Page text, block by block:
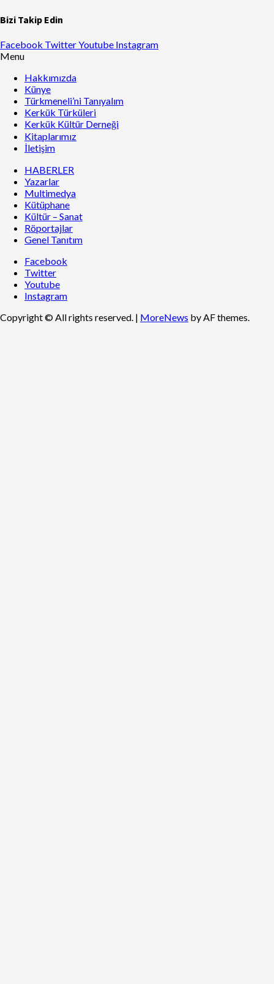
Bizi Takip Edin
Facebook TwitterYoutube Instagram
Menu
Hakkımızda
Künye
Türkmeneli’ni Tanıyalım
Kerkük Türküleri
Kerkük Kültür Derneği
Kitaplarımız
İletişim
HABERLER
Yazarlar
Multimedya
Kütüphane
Kültür – Sanat
Röportajlar
Genel Tanıtım
Facebook
Twitter
Youtube
Instagram
Copyright © All rights reserved. | MoreNews by AF themes.